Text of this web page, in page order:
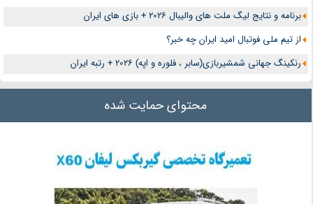
برنامه و نتایج لیگ ملت های والیبال 2026 + بازی های ایران
از تیم ملی فوتبال امید ایران چه خبر؟
رنکینگ جهانی شمشیربازی(سابر ، فلوره و اپه) 2026 + رتبه ایران
محتوای حمایت شده